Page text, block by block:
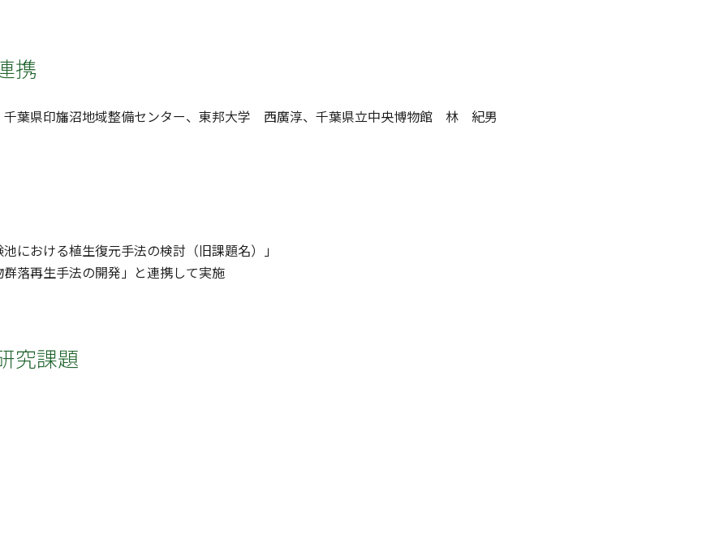
携
千葉県印旛沼地域整備センター、東邦大学 西廣淳、千葉県立中央博物館 林 紀男
池における植生復元手法の検討（旧課題名）」
群落再生手法の開発」と連携して実施
究課題